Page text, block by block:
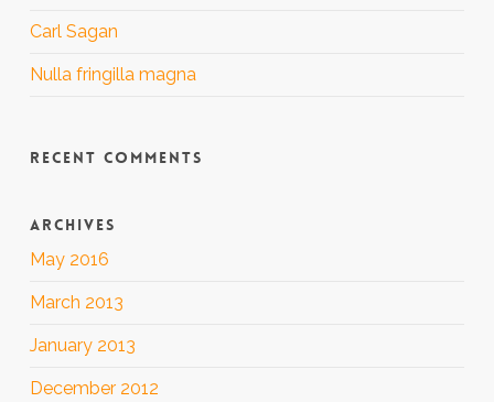
Carl Sagan
Nulla fringilla magna
RECENT COMMENTS
ARCHIVES
May 2016
March 2013
January 2013
December 2012